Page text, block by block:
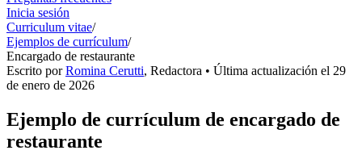
Inicia sesión
Curriculum vitae/
Ejemplos de currículum/
Encargado de restaurante
Escrito porRomina Cerutti, Redactora • Última actualización el 29
de enero de 2026
Ejemplo de currículum de encargado de
restaurante